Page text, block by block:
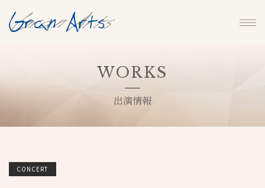
WORKS
出演情報
CONCERT